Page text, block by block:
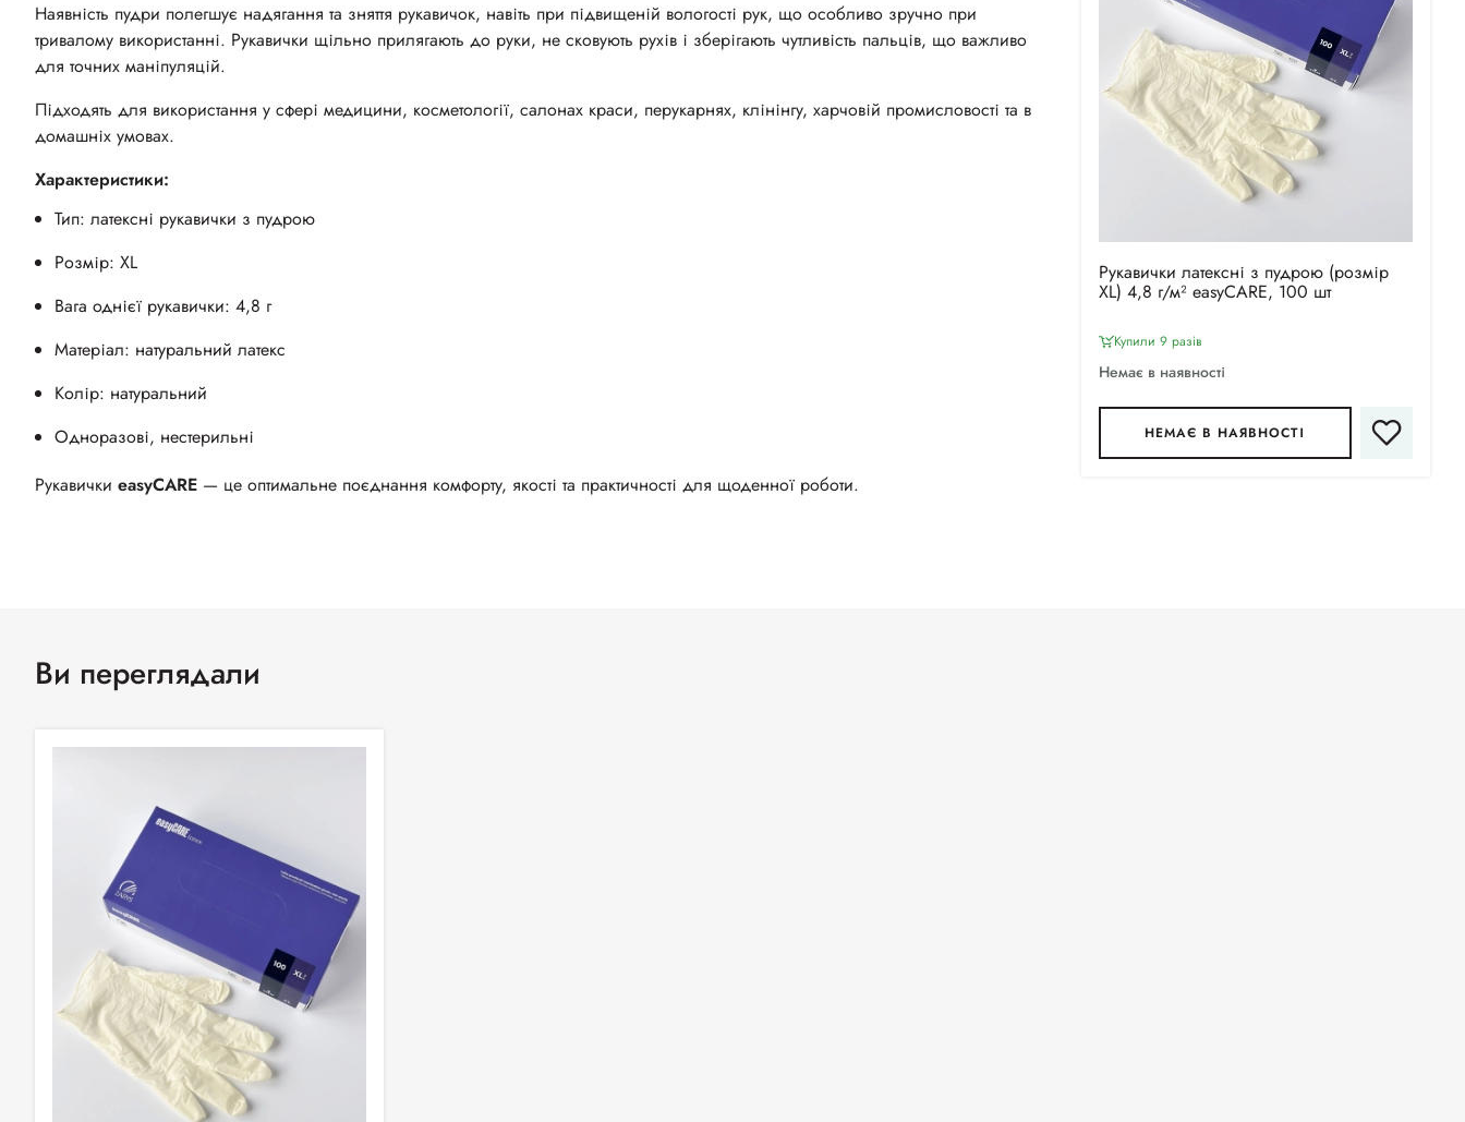
Наявність пудри полегшує надягання та зняття рукавичок, навіть при підвищеній вологості рук, що особливо зручно при
тривалому використанні. Рукавички щільно прилягають до руки, не сковують рухів і зберігають чутливість пальців, що важливо
для точних маніпуляцій.
Підходять для використання у сфері медицини, косметології, салонах краси, перукарнях, клінінгу, харчовій промисловості та в
домашніх умовах.
Характеристики:
Тип: латексні рукавички з пудрою
Розмір: XL
Вага однієї рукавички: 4,8 г
Матеріал: натуральний латекс
Колір: натуральний
Одноразові, нестерильні
Рукавички easyCARE — це оптимальне поєднання комфорту, якості та практичності для щоденної роботи.
Рукавички латексні з пудрою (розмір
XL) 4,8 г/м² easyCARE, 100 шт
Купили 9 разiв
Немає в наявності
НЕМАЄ В НАЯВНОСТІ
Ви переглядали